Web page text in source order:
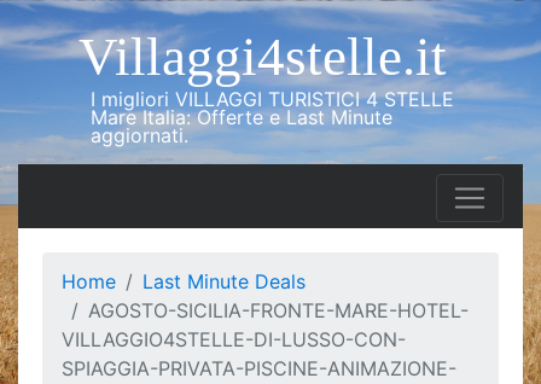
Villaggi4stelle.it
I migliori VILLAGGI TURISTICI 4 STELLE
Mare Italia: Offerte e Last Minute
aggiornati.
Home
Last Minute Deals
AGOSTO-SICILIA-FRONTE-MARE-HOTEL-
VILLAGGIO4STELLE-DI-LUSSO-CON-
SPIAGGIA-PRIVATA-PISCINE-ANIMAZIONE-